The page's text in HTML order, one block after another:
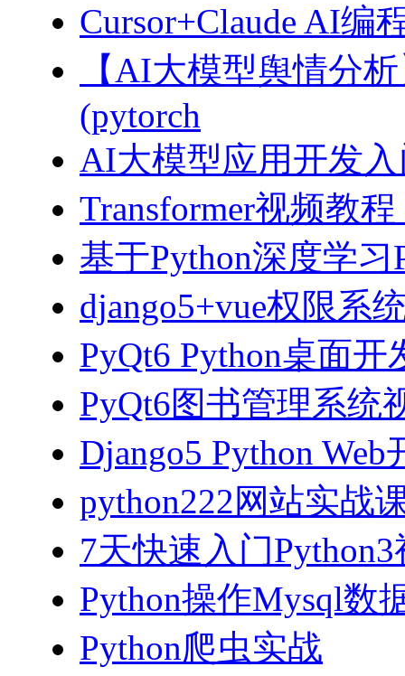
Cursor+Claude AI编
【AI大模型舆情分
(pytorch
AI大模型应用开发入
Transformer视频教
基于Python深度学
django5+vue权限系
PyQt6 Python桌面开
PyQt6图书管理系统
Django5 Python
python222网站实战
7天快速入门
Python操作Mysql数
Python爬虫实战